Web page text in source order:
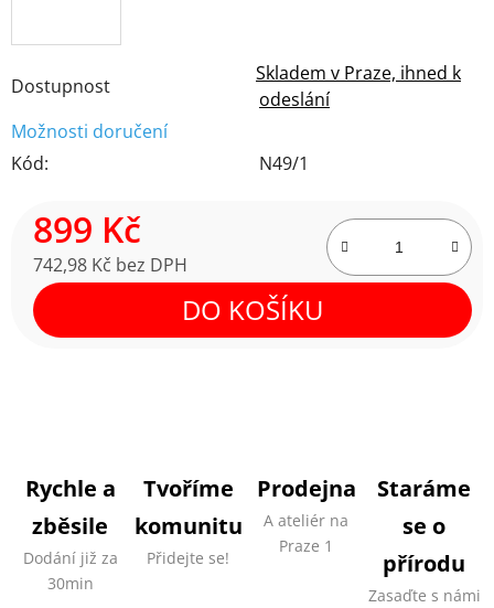
Dostupnost
Skladem v Praze, ihned k
odeslání
Možnosti doručení
Kód:
N49/1
899 Kč
742,98 Kč bez DPH
Měrná cena:
DO KOŠÍKU
Rychle a
zběsile
Dodání již za
30min
Tvoříme
komunitu
Přidejte se!
Prodejna
A ateliér na
Praze 1
Staráme
se o
přírodu
Zasaďte s námi